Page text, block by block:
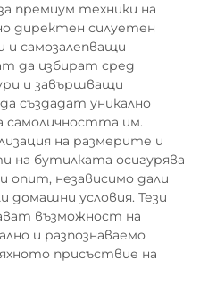
премиум техники на
директен силуетен
самозалепващи
да избират сред
и завършващи
създадат уникално
самоличността им.
на размерите и
на бутилката осигурява
независимо дали
домашни условия. Тези
възможност на
и разпознаваемо
присъствие на